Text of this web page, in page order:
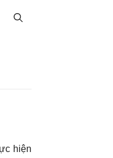
hiện